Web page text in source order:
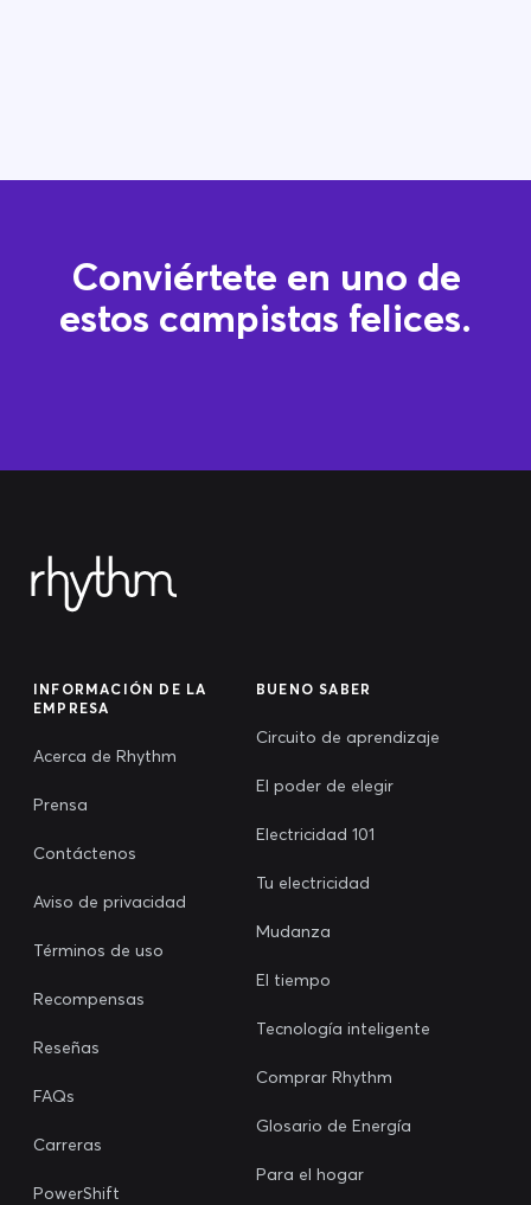
Conviértete en uno de
estos campistas felices.
INFORMACIÓN DE LA
EMPRESA
Acerca de Rhythm
Prensa
Contáctenos
Aviso de privacidad
Términos de uso
Recompensas
Reseñas
FAQs
Carreras
PowerShift
BUENO SABER
Circuito de aprendizaje
El poder de elegir
Electricidad 101
Tu electricidad
Mudanza
El tiempo
Tecnología inteligente
Comprar Rhythm
Glosario de Energía
Para el hogar